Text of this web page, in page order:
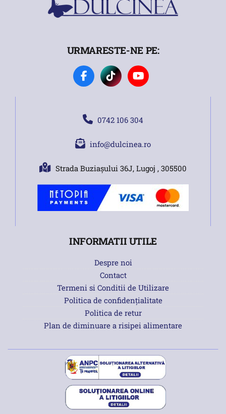
URMARESTE-NE PE:
0742 106 304
info@dulcinea.ro
Strada Buziașului 36J, Lugoj , 305500
INFORMATII UTILE
Despre noi
Contact
Termeni si Conditii de Utilizare
Politica de confidențialitate
Politica de retur
Plan de diminuare a risipei alimentare